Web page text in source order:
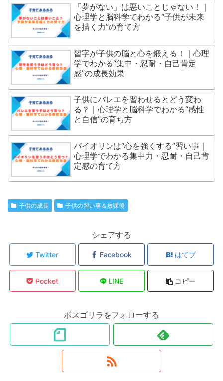
「夢がない」は悪いことじゃない！｜
心理学と脳科学でわかる“子供が未来
を描く力”の育て方
習字が子供の脳と心を鍛える！｜心理
学でわかる“集中・忍耐・自己肯定
感”の成長効果
子供にバレエを習わせるとどう変わ
る？｜心理学と脳科学でわかる“感性
と自信”の育ち方
バイオリンは“心を強くする”習い事｜
心理学でわかる集中力・忍耐・自己肯
定感の育て方
子供の成長 子供の習い事＆放課後
シェアする
Twitter Facebook はてブ
Pocket LINE コピー
ボスゴリラをフォローする